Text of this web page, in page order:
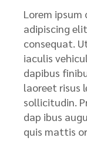
Lorem
adipiscing
consequat.
iaculis
dapibus
laoreet risus
sollicitudin.
dap ibus
quis mattis